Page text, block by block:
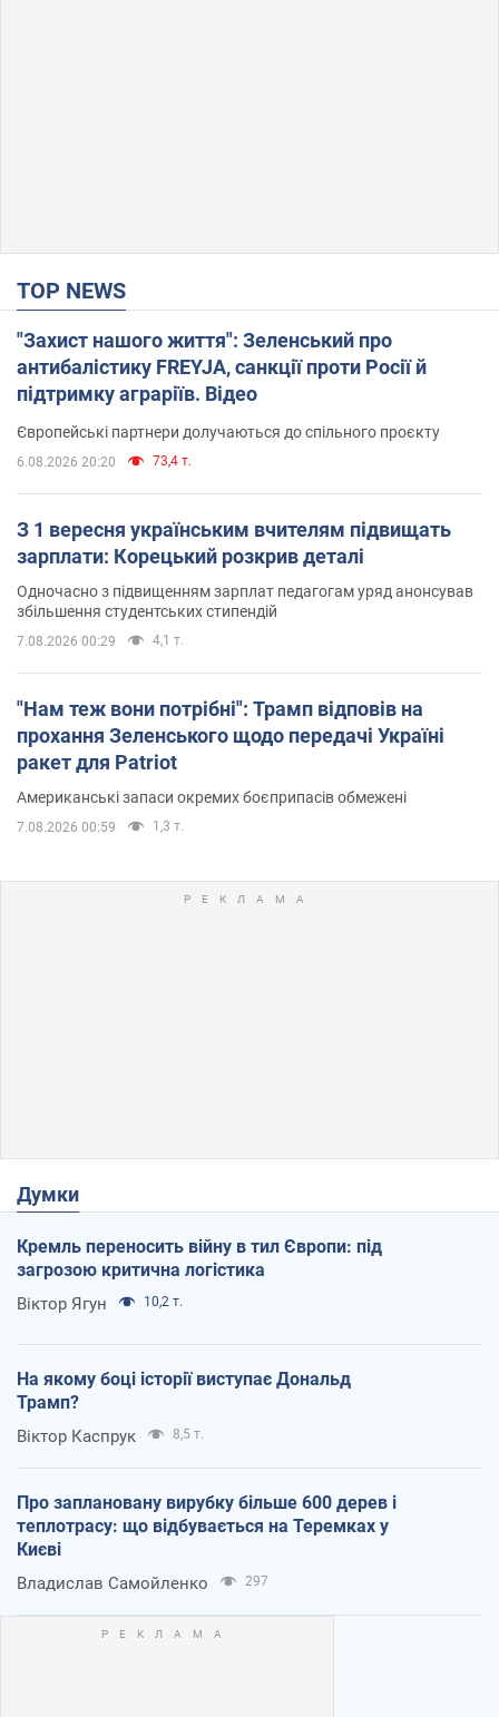
TOP NEWS
"Захист нашого життя": Зеленський про
антибалістику FREYJA, санкції проти Росії й
підтримку аграріїв. Відео
Європейські партнери долучаються до спільного проєкту
6.08.2026 20:20 73,4 т.
З 1 вересня українським вчителям підвищать
зарплати: Корецький розкрив деталі
Одночасно з підвищенням зарплат педагогам уряд анонсував
збільшення студентських стипендій
7.08.2026 00:29 4,1 т.
"Нам теж вони потрібні": Трамп відповів на
прохання Зеленського щодо передачі Україні
ракет для Patriot
Американські запаси окремих боєприпасів обмежені
7.08.2026 00:59 1,3 т.
Думки
Кремль переносить війну в тил Європи: під
загрозою критична логістика
Віктор Ягун 10,2 т.
На якому боці історії виступає Дональд
Трамп?
Віктор Каспрук 8,5 т.
Про заплановану вирубку більше 600 дерев і
теплотрасу: що відбувається на Теремках у
Києві
Владислав Самойленко 297